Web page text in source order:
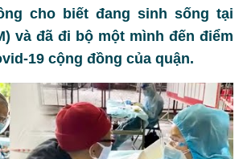
cho biết đang sinh sống tại
và đã đi bộ một mình đến điểm
19 cộng đồng của quận.